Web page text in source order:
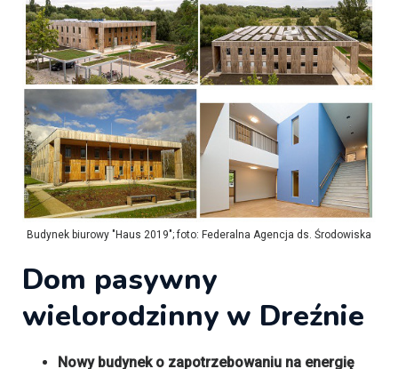
Budynek biurowy "Haus 2019"; foto: Federalna Agencja ds. Środowiska
Dom pasywny
wielorodzinny w Dreźnie
Nowy budynek o zapotrzebowaniu na energię